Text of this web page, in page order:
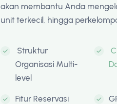
akan membantu Anda
unit terkecil, hingga
Struktur
Organisasi Multi-
level
Fitur Reservasi